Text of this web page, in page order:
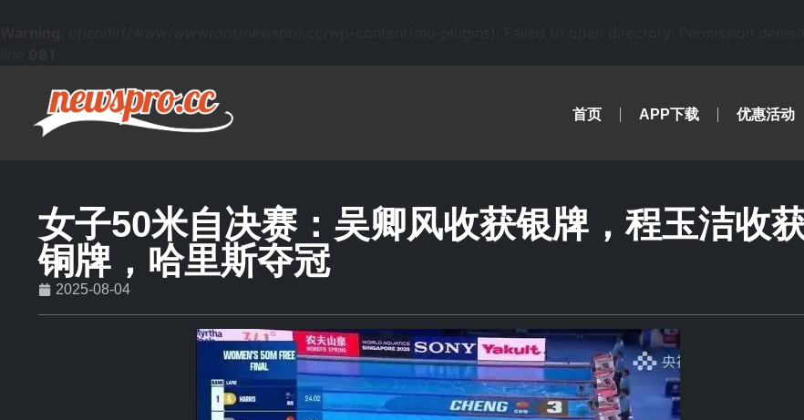
首页 APP下载 优惠活动
女子50米自决赛：吴卿风收获银牌，程玉洁收
铜牌，哈里斯夺冠
2025-08-04